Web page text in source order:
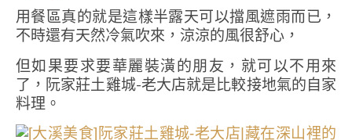
用餐區真的就是這樣半露天可以擋風遮雨而已，
不時還有天然冷氣吹來，涼涼的風很舒心，
但如果要求要華麗裝潢的朋友，就可以不用來
了，阮家莊土雞城-老大店就是比較接地氣的自家
料理。